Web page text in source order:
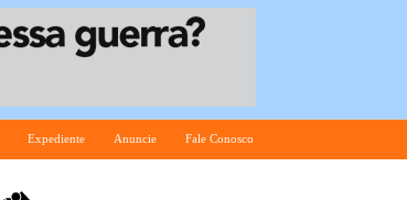
Expediente Anuncie Fale Conosco